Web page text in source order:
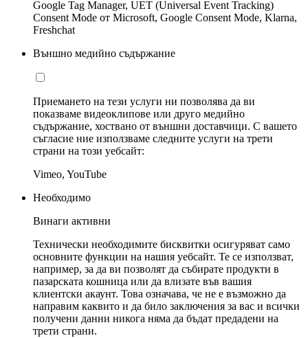
Google Tag Manager, UET (Universal Event Tracking)
Consent Mode от Microsoft, Google Consent Mode, Klarna,
Freshchat
Външно медийно съдържание
Приемането на тези услуги ни позволява да ви
показваме видеоклипове или друго медийно
съдържание, хоствано от външни доставчици. С вашето
съгласие ние използваме следните услуги на трети
страни на този уебсайт:
Vimeo, YouTube
Необходимо
Винаги активни
Технически необходимите бисквитки осигуряват само
основните функции на нашия уебсайт. Те се използват,
например, за да ви позволят да събирате продукти в
пазарската кошница или да влизате във вашия
клиентски акаунт. Това означава, че не е възможно да
направим каквито и да било заключения за вас и всички
получени данни никога няма да бъдат предадени на
трети страни.